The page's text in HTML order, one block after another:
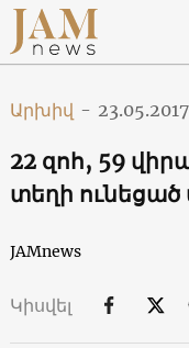
Արխիվ - 23.05.2017
22 զոհ, 59
տեղի ունեցած
JAMnews
Կիսվել